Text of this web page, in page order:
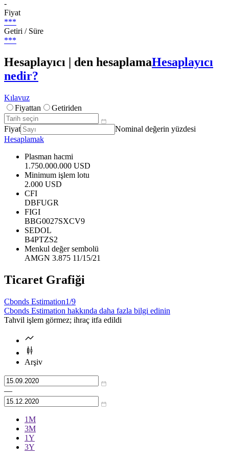
-
Fiyat
***
Getiri / Süre
***
Hesaplayıcı | den hesaplamaHesaplayıcı
nedir?
Kılavuz
Fiyattan
Getiriden
Fiyat
Nominal değerin yüzdesi
Hesaplamak
Plasman hacmi
1.750.000.000 USD
Minimum işlem lotu
2.000 USD
CFI
DBFUGR
FIGI
BBG0027SXCV9
SEDOL
B4PTZS2
Menkul değer sembolü
AMGN 3.875 11/15/21
Ticaret Grafiği
Cbonds Estimation1/9
Cbonds Estimation hakkında daha fazla bilgi edinin
Tahvil işlem görmez; ihraç itfa edildi
Arşiv
—
1М
3М
1Y
3Y